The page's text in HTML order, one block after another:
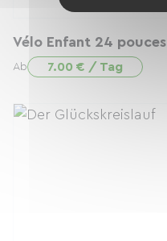
Vélo Enfant 24 pouces
Ab 7.00 € / Tag